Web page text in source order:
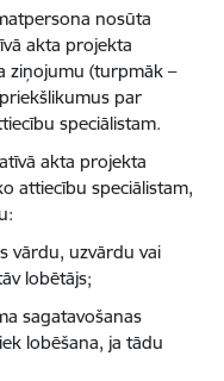
nosūta
akta projekta
ziņojumu (turpmāk –
par
speciālistam.
akta projekta
attiecību speciālistam,
vārdu, uzvārdu vai
lobētājs;
sagatavošanas
lobēšana, ja tādu